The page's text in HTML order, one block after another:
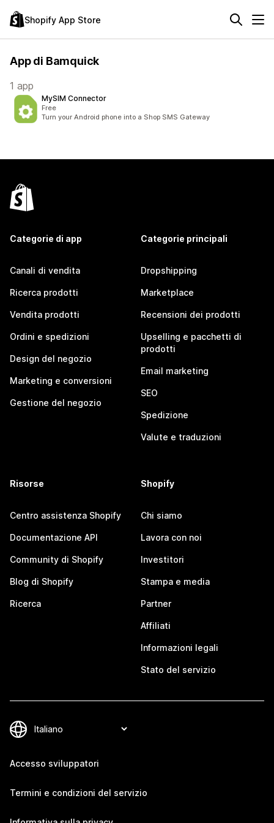
Shopify App Store
App di Bamquick
1 app
MySIM Connector
Free
Turn your Android phone into a Shop SMS Gateway
Categorie di app
Canali di vendita
Ricerca prodotti
Vendita prodotti
Ordini e spedizioni
Design del negozio
Marketing e conversioni
Gestione del negozio
Categorie principali
Dropshipping
Marketplace
Recensioni dei prodotti
Upselling e pacchetti di
prodotti
Email marketing
SEO
Spedizione
Valute e traduzioni
Risorse
Centro assistenza Shopify
Documentazione API
Community di Shopify
Blog di Shopify
Ricerca
Shopify
Chi siamo
Lavora con noi
Investitori
Stampa e media
Partner
Affiliati
Informazioni legali
Stato del servizio
Accesso sviluppatori
Termini e condizioni del servizio